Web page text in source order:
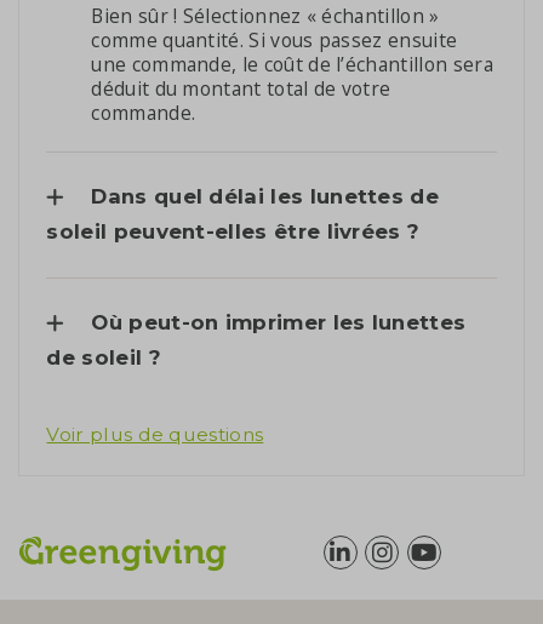
Bien sûr ! Sélectionnez « échantillon »
comme quantité. Si vous passez ensuite
une commande, le coût de l’échantillon sera
déduit du montant total de votre
commande.
Dans quel délai les lunettes de
soleil peuvent-elles être livrées ?
Où peut-on imprimer les lunettes
de soleil ?
Voir plus de questions